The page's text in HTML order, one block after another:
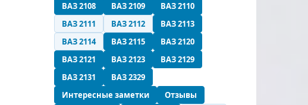
ВАЗ 2108
ВАЗ 2109
ВАЗ 2110
ВАЗ 2111
ВАЗ 2112
ВАЗ 2113
ВАЗ 2114
ВАЗ 2115
ВАЗ 2120
ВАЗ 2121
ВАЗ 2123
ВАЗ 2129
ВАЗ 2131
ВАЗ 2329
Интересные заметки
Отзывы